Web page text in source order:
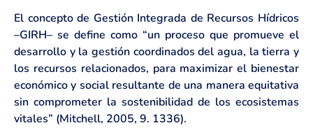
El concepto de Gestión Integrada de Recursos Hídricos
–GIRH– se define como “un proceso que promueve el
desarrollo y la gestión coordinados del agua, la tierra y
los recursos relacionados, para maximizar el bienestar
económico y social resultante de una manera equitativa
sin comprometer la sostenibilidad de los ecosistemas
vitales” (Mitchell, 2005, 9. 1336).